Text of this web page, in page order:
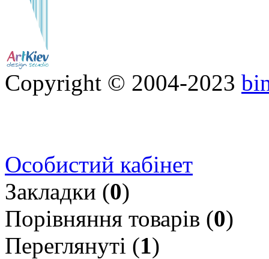
Copyright © 2004-2023
Особистий кабінет
Закладки (0)
Порівняння товарів (0)
Переглянуті (1)